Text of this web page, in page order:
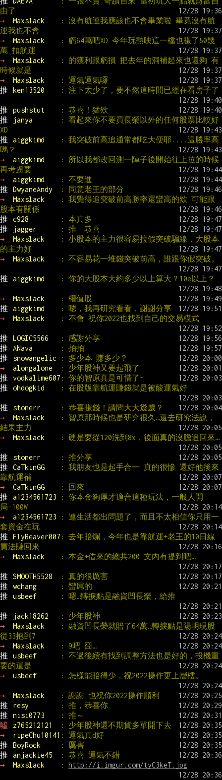
由了
→
Maxslack
: 沒有航運我應該也不會畢業啦 畢竟沒有航
運我也不會
→
Maxslack
: 虧64萬吧XD 今年玩熱映這一檔也賺了50幾
萬 扣航運
→
Maxslack
: 的獲利跟虧損 把去年的洞補起來也還夠 有
時候就是
→
Maxslack
: 運氣運氣囉
推
ken13520 : 注下太少了，要不然這時間已經在看房子了
推 pushstut
: 恭喜！猛欸
推
janya
: 看起來你不要買長榮以外的任何股票比較好
XD
推
aiggkimd
: 我突破前高追通常都吃大便耶....這勝率高
嗎？
→
aiggkimd
: 所以我都改回測一陣子後開始往上拉的時候
再考慮要
→
aiggkimd
: 不要進
推
DwyaneAndy
: 同意老王的部分
→
Maxslack
: 我覺得追突破前高勝率還蠻高的欸 可能跟
股本有關係
推
c928
: 本真多
推
jagger
: 推  恭喜
→
Maxslack
: 小股本的主力很容易拉假突破騙線，大股本
的主力好
→
Maxslack : 不容易花一堆錢突破前高，誰跟你假突破。
推 aiggkimd : 你的大股本大約多少以上算大？10e以上？
→ Maxslack
: 權值股
推
aiggkimd
: 嗯，我再研究看看，謝謝分享
→
Maxslack : 不會 祝你2022也找到自己的交易模式
推 LOGIC5566
: 感謝分享
推
ANava
: 拍拍
推
snowangelic
: 多少本 賺多少？
→
alongalone
: 少年股神又要起飛了
推
vodkalime607 : 你的智原真是可惜了~
推
ohdogkid : 在股版靠航運賺錢就是被酸運氣好
推 stonerr
: 恭喜賺錢！請問大大幾歲？
→
Maxslack
: 智原那時候也是研究很久…還去研究法說，
結果主力
→
Maxslack : 硬是要從120洗到8x，後面真的沒膽追回來…
推 stonerr
: 推分享
推
CaTkinGG
: 我朋友也是起手合一 真的很慘 還好他後來
靠航運補
→
CaTkinGG
: 回來
推
a1234561723
: 你本金夠厚才適合這種玩法，一般人開
局-100W
→
a1234561723
: 連生活都出問題了，而且不太相信你只用一
套資金在玩
推
FlyBeaver007 : 去年賠爛，今年也是靠航運+老王的10日線
買法賺回來
→
Maxslack : 本金+借來的總共200 文內有提到吧…
推 SMOOTH5528
: 真的很厲害
推
wchang
: 蠻屌的
推
usbeef : 嗯…轉捩點是融資凹長榮，給推
推 jack18262
: 少年股神
→
Maxslack
: 融資凹長榮就賠了64萬…轉捩點是陽明現股
從33抱到7
→
Maxslack
: 9吧 囧…
推
usbeef
: 不過後續有找到調整方法也是好的，投機重
要的還是
→
usbeef : 怎樣能賠得少，祝2022操作更上層樓。
→ Maxslack
: 謝謝 也祝你2022操作順利
推
resy
: 推，恭喜你
推
nisi0773
: 推～
噓
z765212121
: 少年股神還不期貨多單開下去
→
ripeChu10141 : 運氣真d好
推
BoyRock
: 厲害
推
anjackie45
: 恭喜 運氣不錯
→
Maxslack : http://i.imgur.com/tyC3keT.jpg